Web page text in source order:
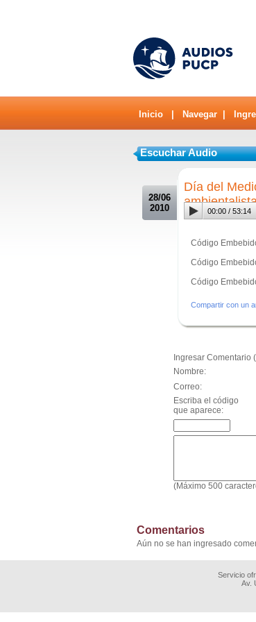
Inicio Navegar
Escuchar Audio
28/06
2010
Día del
00:00 / 53:14
Código
Código
Código
Compartir con un
Ingresar Comentario
Nombre:
Correo:
Escriba el código
que aparece:
(Máximo 500
Comentarios
Aún no se han ingresado
Servicio
Av.